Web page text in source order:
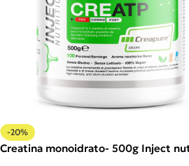
-20%
Creatina monoidrato- 500g Inject